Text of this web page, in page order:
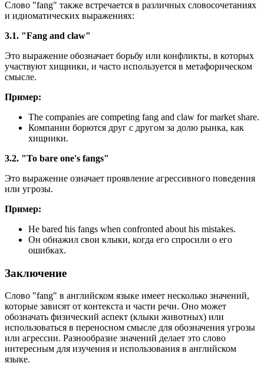
Слово "fang" также встречается в различных словосочетаниях
и идиоматических выражениях:
3.1. "Fang and claw"
Это выражение обозначает борьбу или конфликты, в которых
участвуют хищники, и часто используется в метафорическом
смысле.
Пример:
The companies are competing fang and claw for market share.
Компании борются друг с другом за долю рынка, как
хищники.
3.2. "To bare one's fangs"
Это выражение означает проявление агрессивного поведения
или угрозы.
Пример:
He bared his fangs when confronted about his mistakes.
Он обнажил свои клыки, когда его спросили о его
ошибках.
Заключение
Слово "fang" в английском языке имеет несколько значений,
которые зависят от контекста и части речи. Оно может
обозначать физический аспект (клыки животных) или
использоваться в переносном смысле для обозначения угрозы
или агрессии. Разнообразие значений делает это слово
интересным для изучения и использования в английском
языке.